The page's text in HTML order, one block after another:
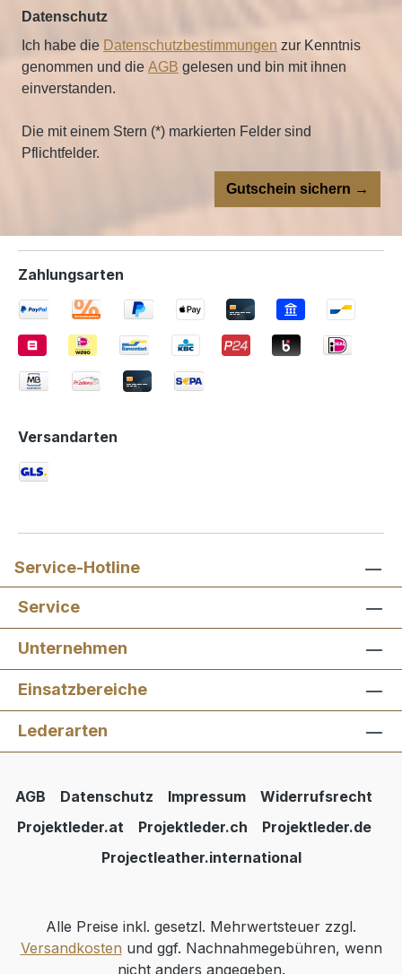
Datenschutz
Ich habe die Datenschutzbestimmungen zur Kenntnis
genommen und die AGB gelesen und bin mit ihnen
einverstanden.
Die mit einem Stern (*) markierten Felder sind
Pflichtfelder.
Gutschein sichern →
Zahlungsarten
Versandarten
Service-Hotline
Service
Unternehmen
Einsatzbereiche
Lederarten
AGB Datenschutz Impressum
Widerrufsrecht
Projektleder.at
Projektleder.ch
Projektleder.de
Projectleather.international
Alle Preise inkl. gesetzl. Mehrwertsteuer zzgl.
Versandkosten und ggf. Nachnahmegebühren, wenn
nicht anders angegeben.